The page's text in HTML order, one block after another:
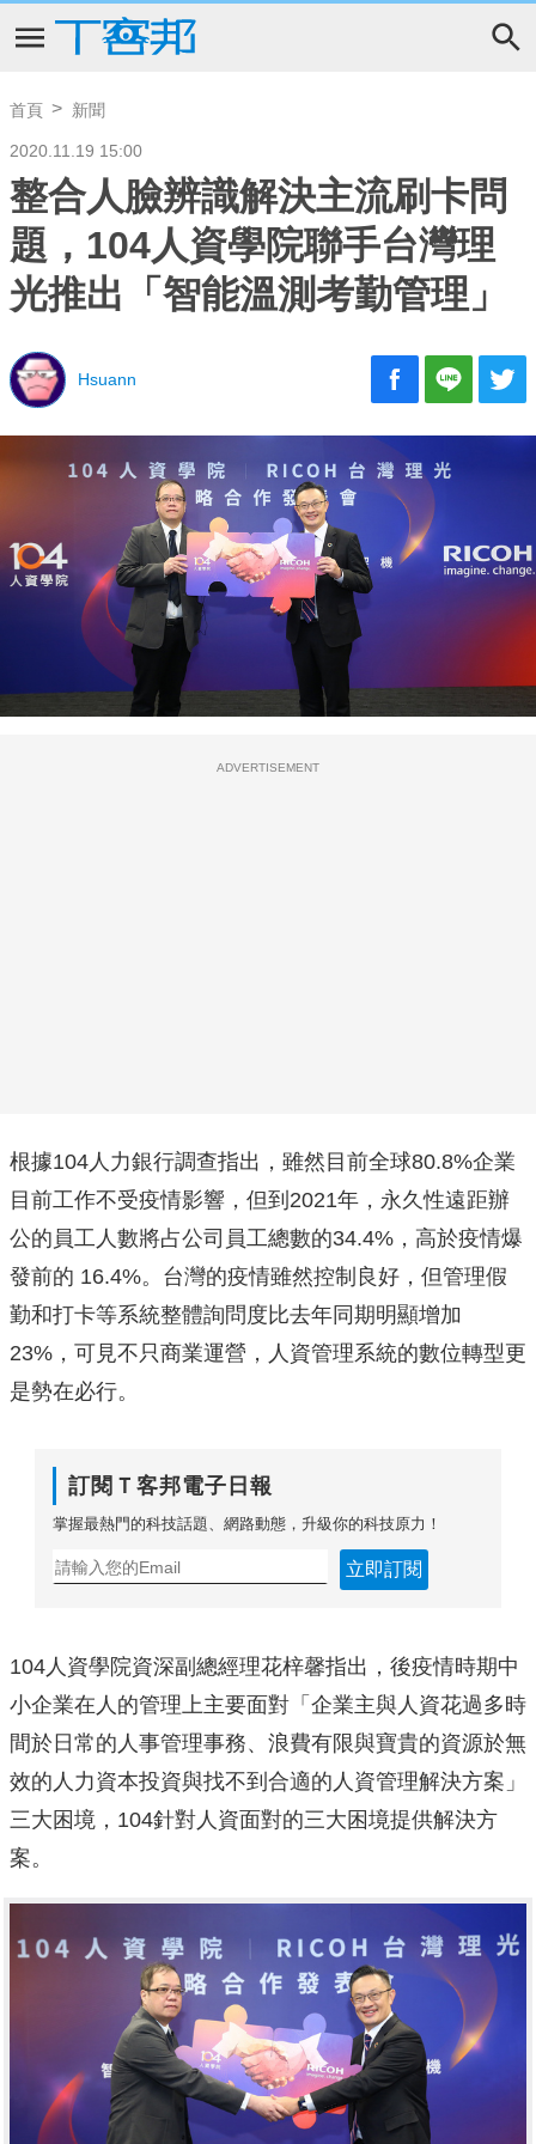
首頁 新聞
2020.11.19 15:00
整合人臉辨識解決主流刷卡問
題，104人資學院聯手台灣理
光推出「智能溫測考勤管理」
Hsuann
ADVERTISEMENT
根據104人力銀行調查指出，雖然目前全球80.8%企業
目前工作不受疫情影響，但到2021年，永久性遠距辦
公的員工人數將占公司員工總數的34.4%，高於疫情爆
發前的 16.4%。台灣的疫情雖然控制良好，但管理假
勤和打卡等系統整體詢問度比去年同期明顯增加
23%，可見不只商業運營，人資管理系統的數位轉型更
是勢在必行。
訂閱Ｔ客邦電子日報
掌握最熱門的科技話題、網路動態，升級你的科技原力！
立即訂閱
104人資學院資深副總經理花梓馨指出，後疫情時期中
小企業在人的管理上主要面對「企業主與人資花過多時
間於日常的人事管理事務、浪費有限與寶貴的資源於無
效的人力資本投資與找不到合適的人資管理解決方案」
三大困境，104針對人資面對的三大困境提供解決方
案。